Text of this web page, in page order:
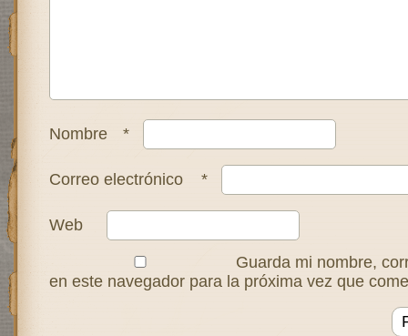
Nombre *
Correo electrónico *
Web
Guarda mi nombre,
en este navegador para la próxima vez que